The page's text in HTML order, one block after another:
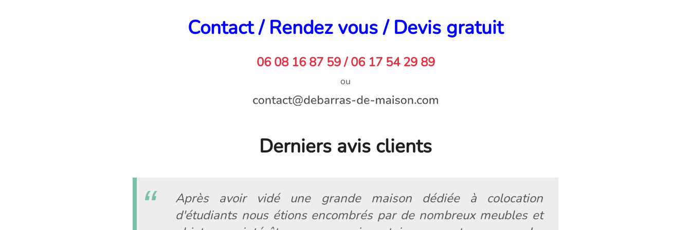
Contact / Rendez vous / Devis gratuit
06 08 16 87 59 / 06 17 54 29 89
ou
Derniers avis clients
Après avoir vidé une grande maison dédiée à colocation
d'étudiants nous étions encombrés par de nombreux meubles et